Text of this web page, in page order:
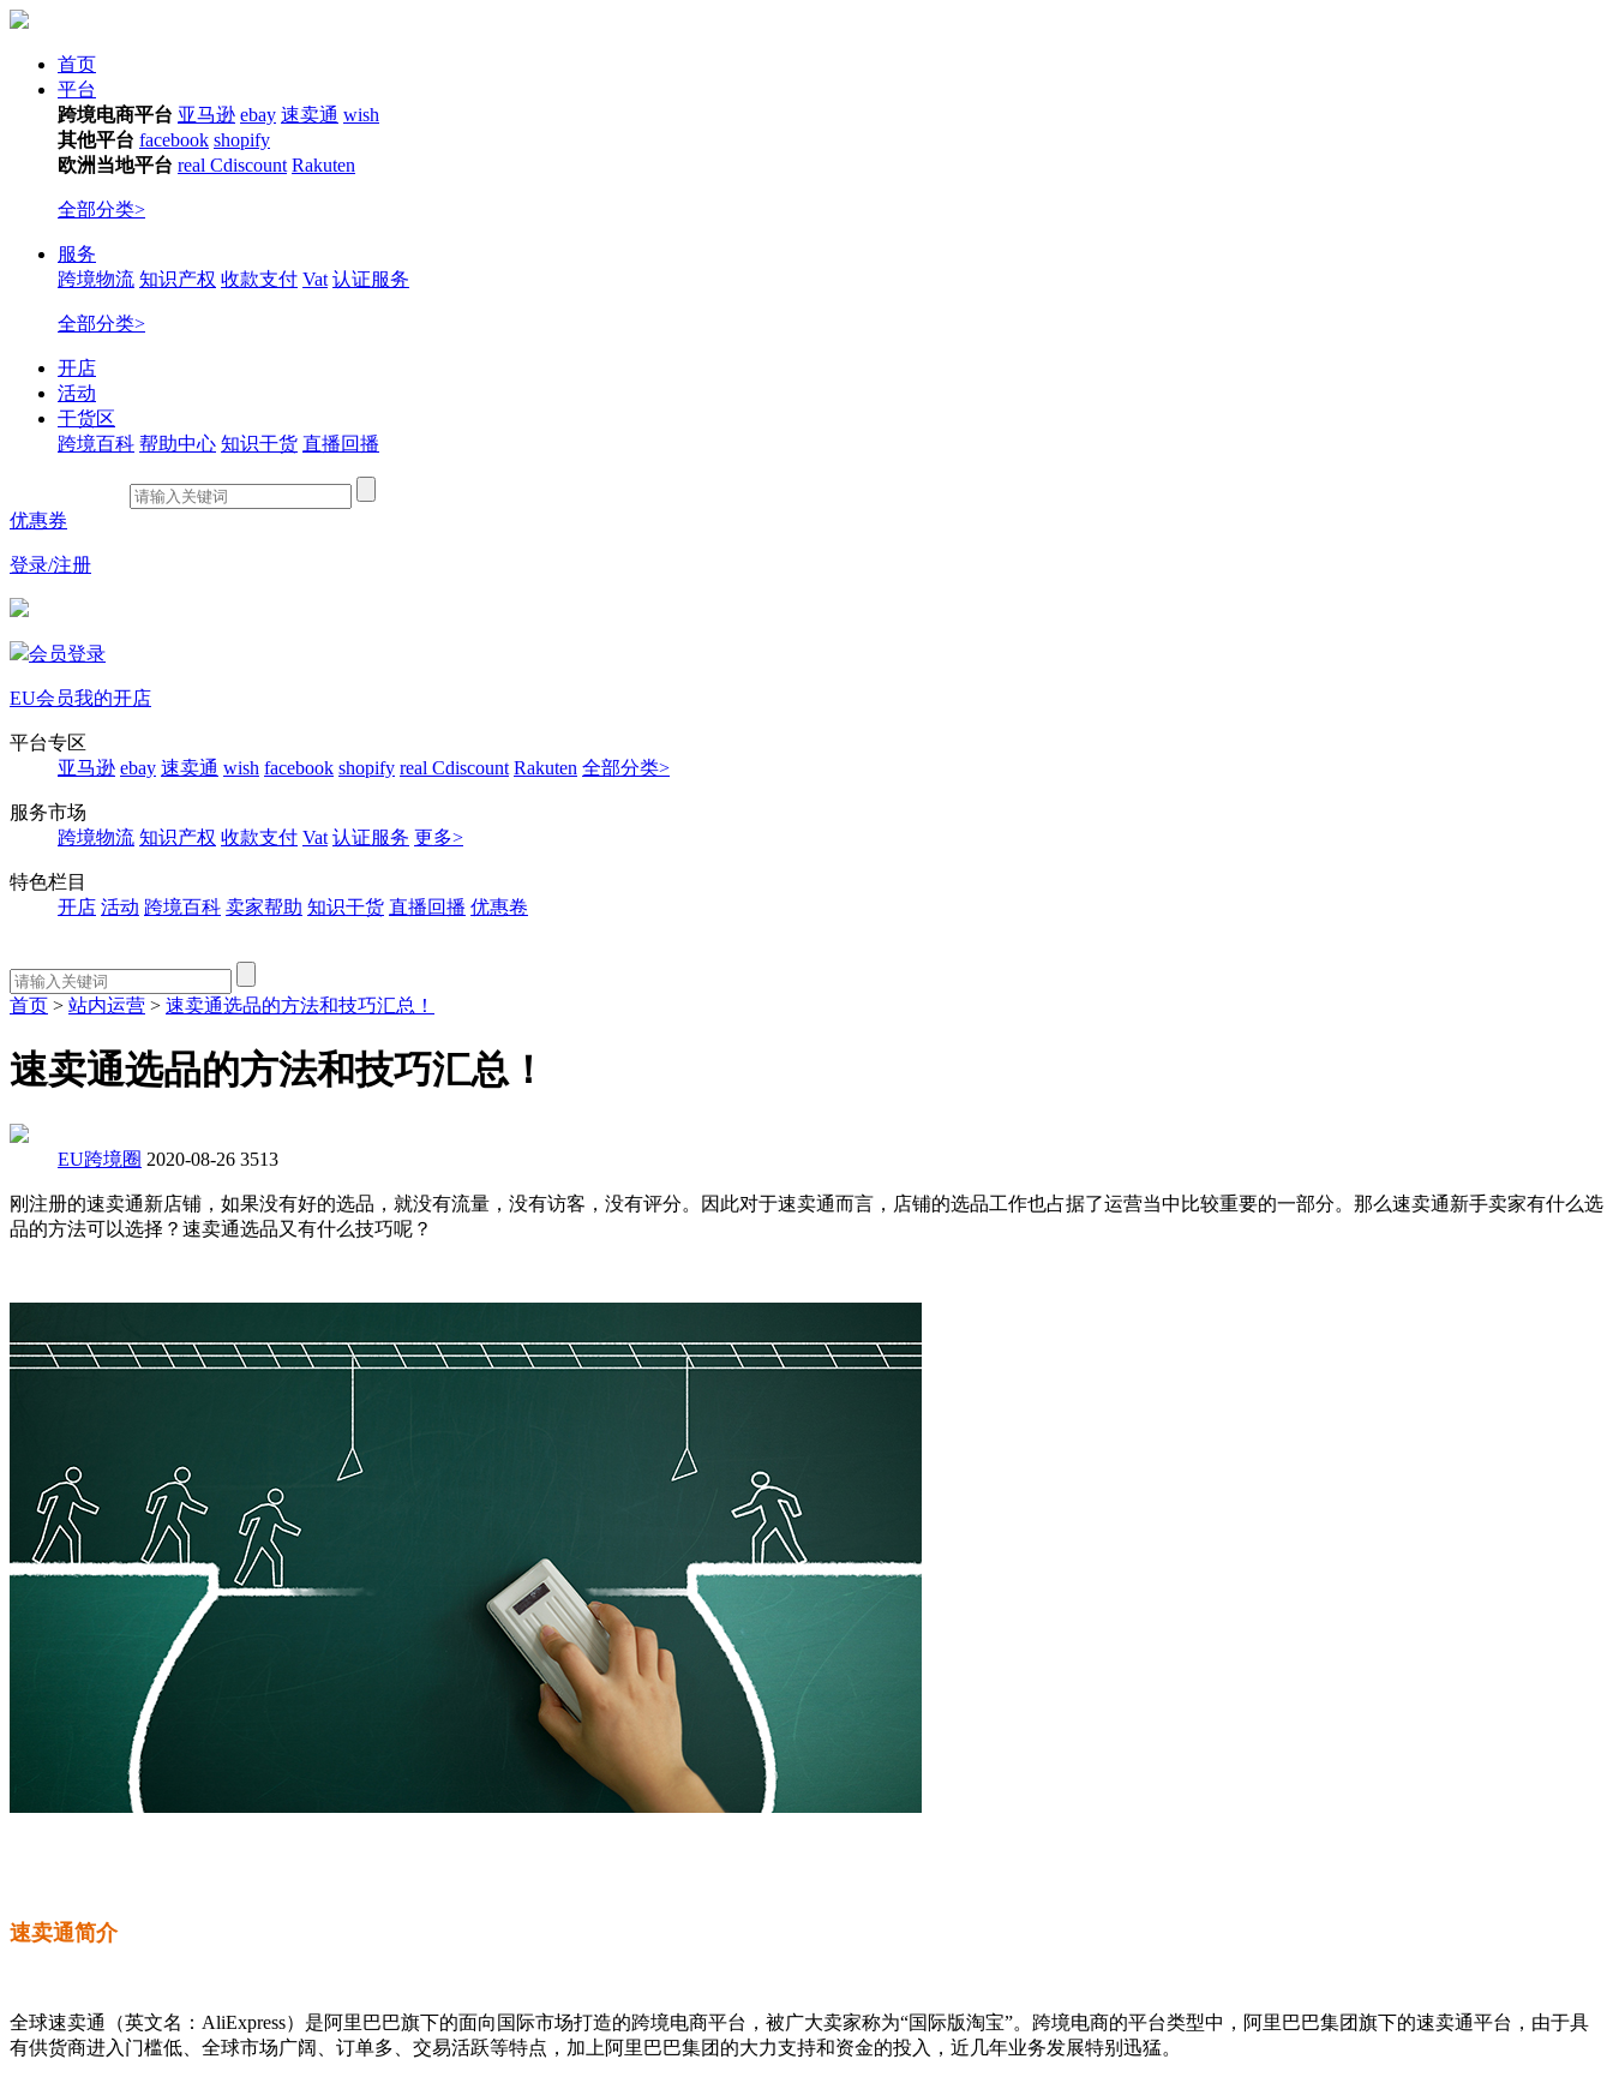
首页
平台
跨境电商平台 亚马逊 ebay 速卖通 wish
其他平台 facebook shopify
欧洲当地平台 real Cdiscount Rakuten
全部分类>
服务
跨境物流 知识产权 收款支付 Vat 认证服务
全部分类>
开店
活动
干货区
跨境百科 帮助中心 知识干货 直播回播
优惠券
登录/注册
会员登录
EU会员我的开店
平台专区
亚马逊 ebay 速卖通 wish facebook shopify real Cdiscount Rakuten 全部分类>
服务市场
跨境物流 知识产权 收款支付 Vat 认证服务 更多>
特色栏目
开店 活动 跨境百科 卖家帮助 知识干货 直播回播 优惠卷
首页 > 站内运营 > 速卖通选品的方法和技巧汇总！
速卖通选品的方法和技巧汇总！
EU跨境圈 2020-08-26 3513
刚注册的速卖通新店铺，如果没有好的选品，就没有流量，没有访客，没有评分。因此对于速卖通而言，店铺的选品工作也占据了运营当中比较重要的一部分。那么速卖通新手卖家有什么选
品的方法可以选择？速卖通选品又有什么技巧呢？
速卖通简介
全球速卖通（英文名：AliExpress）是阿里巴巴旗下的面向国际市场打造的跨境电商平台，被广大卖家称为“国际版淘宝”。跨境电商的平台类型中，阿里巴巴集团旗下的速卖通平台，由于具
有供货商进入门槛低、全球市场广阔、订单多、交易活跃等特点，加上阿里巴巴集团的大力支持和资金的投入，近几年业务发展特别迅猛。